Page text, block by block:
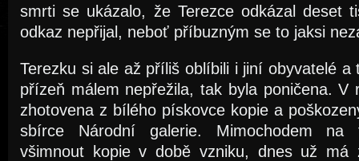
smrti se ukázalo, že Terezce odkázal deset
odkaz nepřijal, neboť příbuzným se to jaksi
Terezku si ale až příliš oblíbili i jiní obyvatelé a
přízeň málem nepřežila, tak byla poničena. V
zhotovena z bílého pískovce kopie a
sbírce Národní galerie. Mimochodem na
všimnout kopie v době vzniku, dnes už má